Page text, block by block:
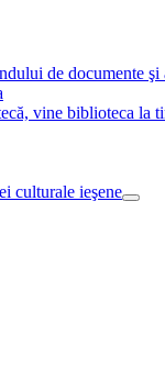
de documente
vine biblioteca la
culturale ieşene